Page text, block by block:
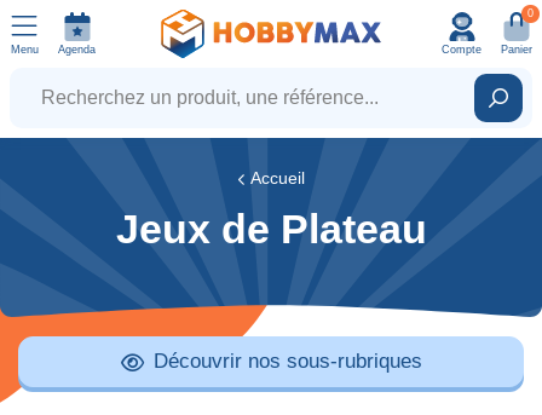
Menu Agenda Compte
0
Panier
Recherchez un produit, une référence...
Accueil
Jeux de Plateau
Découvrir nos sous-rubriques